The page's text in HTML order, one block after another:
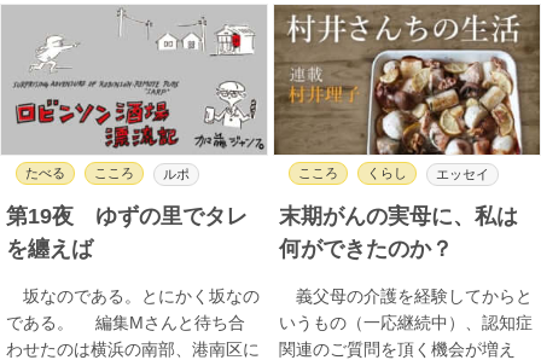
たべる こころ ルポ
第19夜 ゆずの里でタレ
を纏えば
坂なのである。とにかく坂なの
である。 編集Mさんと待ち合
わせたのは横浜の南部、港南区に
こころ くらし エッセイ
末期がんの実母に、私は
何ができたのか？
義父母の介護を経験してからと
いうもの（一応継続中）、認知症
関連のご質問を頂く機会が増え